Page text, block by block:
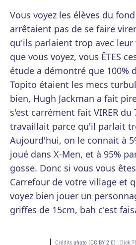
Vous voyez les élèves du
arrêtaient pas de se faire
qu'ils parlaient trop avec leur
que vous voyez, vous ÊTES
étude a démontré que 100%
Topito étaient les mecs
bien, Hugh Jackman a fait
s'est carrément fait VIRER du
travaillait parce qu'il parlait
Aujourd'hui, on le connait à
joué dans X-Men, et à 95%
gosse. Donc si vous vous
Carrefour de votre village et
voyez bien jouer un
griffes de 15cm, bah c'est
Crédits photo (CC BY 2.0) : Dick